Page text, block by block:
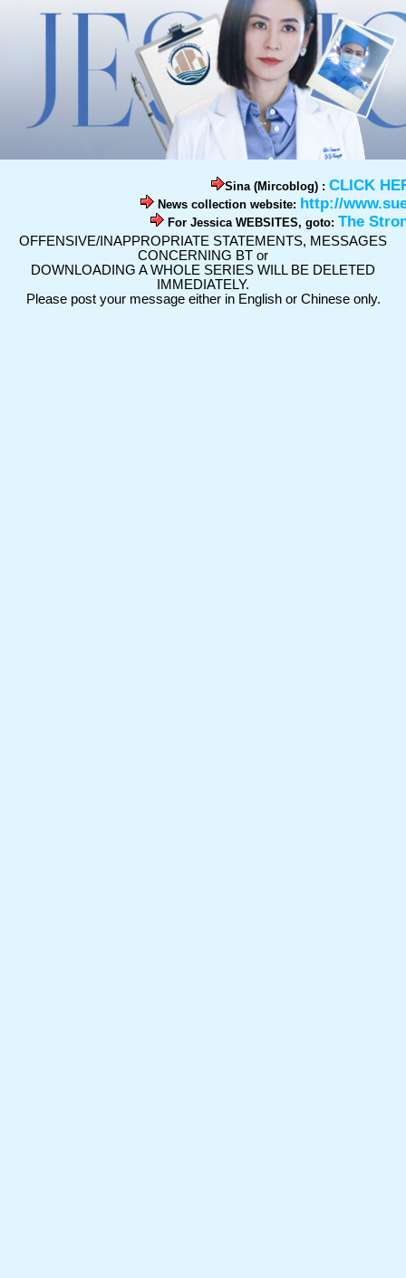
Sina (Mircoblog) : CLICK
News collection website: http://
For Jessica WEBSITES, goto: The
OFFENSIVE/INAPPROPRIATE STATEMENTS, MESSAGES
CONCERNING BT or
DOWNLOADING A WHOLE SERIES WILL BE DELETED
IMMEDIATELY.
Please post your message either in English or Chinese only.